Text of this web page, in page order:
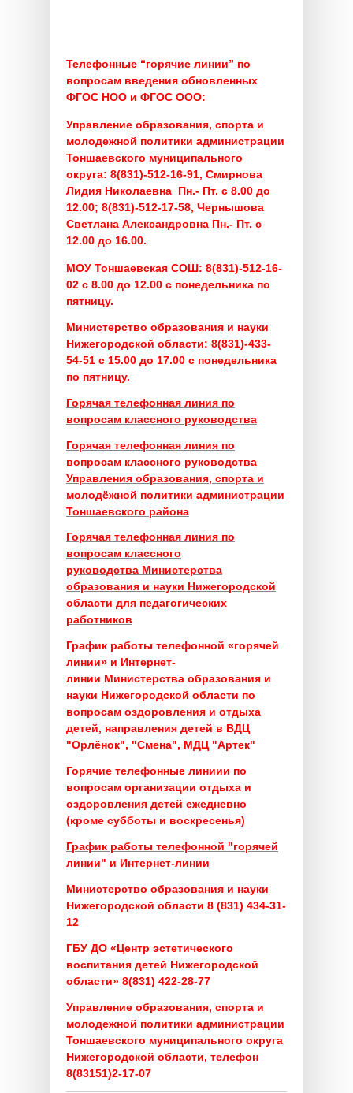
Телефонные “горячие линии” по
вопросам введения обновленных
ФГОС НОО и ФГОС ООО:
Управление образования, спорта и
молодежной политики администрации
Тоншаевского муниципального
округа: 8(831)-512-16-91, Смирнова
Лидия Николаевна Пн.- Пт. с 8.00 до
12.00; 8(831)-512-17-58, Чернышова
Светлана Александровна Пн.- Пт. с
12.00 до 16.00.
МОУ Тоншаевская СОШ: 8(831)-512-16-
02 с 8.00 до 12.00 с понедельника по
пятницу.
Министерство образования и науки
Нижегородской области: 8(831)-433-
54-51 с 15.00 до 17.00 с понедельника
по пятницу.
Горячая телефонная линия по
вопросам классного руководства
Горячая телефонная линия по
вопросам классного руководства
Управления образования, спорта и
молодёжной политики администрации
Тоншаевского района
Горячая телефонная линия по
вопросам классного
руководства Министерства
образования и науки Нижегородской
области для педагогических
работников
График работы телефонной «горячей
линии» и Интернет-
линии Министерства образования и
науки Нижегородской области по
вопросам оздоровления и отдыха
детей, направления детей в ВДЦ
"Орлёнок", "Смена", МДЦ "Артек"
Горячие телефонные линиии по
вопросам организации отдыха и
оздоровления детей ежедневно
(кроме субботы и воскресенья)
График работы телефонной "горячей
линии" и Интернет-линии
Министерство образования и науки
Нижегородской области 8 (831) 434-31-
12
ГБУ ДО «Центр эстетического
воспитания детей Нижегородской
области» 8(831) 422-28-77
Управление образования, спорта и
молодежной политики администрации
Тоншаевского муниципального округа
Нижегородской области, телефон
8(83151)2-17-07